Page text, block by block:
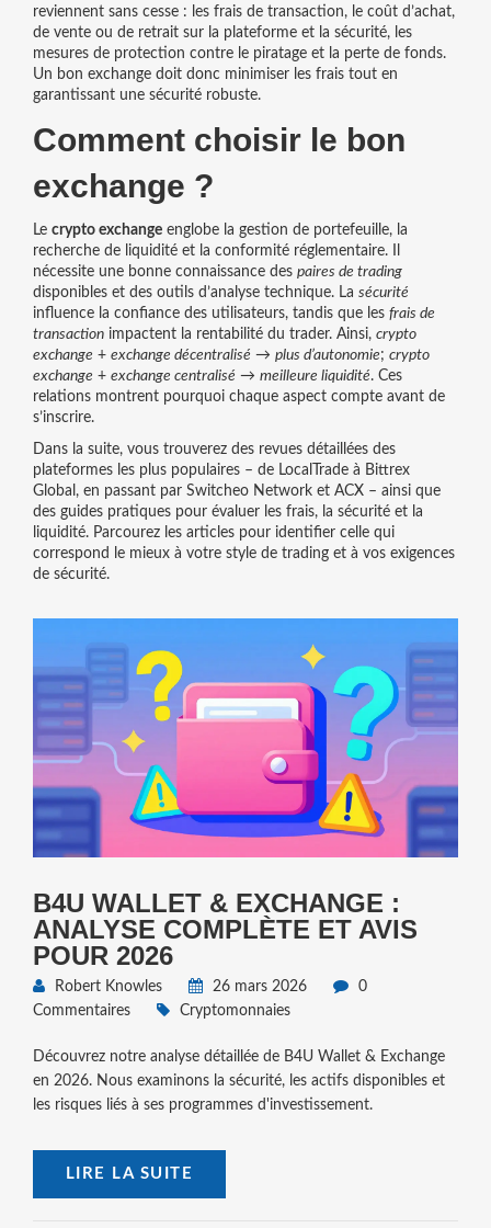
reviennent sans cesse : les frais de transaction, le coût d’achat,
de vente ou de retrait sur la plateformeet la sécurité, les
mesures de protection contre le piratage et la perte de fonds.
Un bon exchange doit donc minimiser les frais tout en
garantissant une sécurité robuste.
Comment choisir le bon
exchange ?
Le crypto exchangeenglobe la gestion de portefeuille, la
recherche de liquidité et la conformité réglementaire. Il
nécessite une bonne connaissance des paires de trading
disponibles et des outils d’analyse technique. La sécurité
influence la confiance des utilisateurs, tandis que les frais de
transactionimpactent la rentabilité du trader. Ainsi, crypto
exchange + exchange décentralisé → plus d’autonomie; crypto
exchange + exchange centralisé → meilleure liquidité. Ces
relations montrent pourquoi chaque aspect compte avant de
s’inscrire.
Dans la suite, vous trouverez des revues détaillées des
plateformes les plus populaires – de LocalTrade à Bittrex
Global, en passant par Switcheo Network et ACX – ainsi que
des guides pratiques pour évaluer les frais, la sécurité et la
liquidité. Parcourez les articles pour identifier celle qui
correspond le mieux à votre style de trading et à vos exigences
de sécurité.
B4U WALLET & EXCHANGE :
ANALYSE COMPLÈTE ET AVIS
POUR 2026
Robert Knowles 26 mars 2026
0
Commentaires
Cryptomonnaies
Découvrez notre analyse détaillée de B4U Wallet & Exchange
en 2026. Nous examinons la sécurité, les actifs disponibles et
les risques liés à ses programmes d'investissement.
LIRE LA SUITE